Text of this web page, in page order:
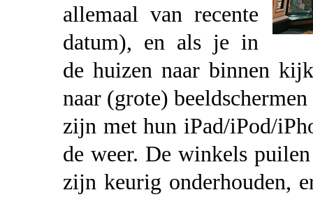
allemaal van recente
datum), en als je in
de huizen naar binnen
naar (grote)
zijn met hun iPad/iPod/
de weer. De winkels
zijn keurig onderhouden,